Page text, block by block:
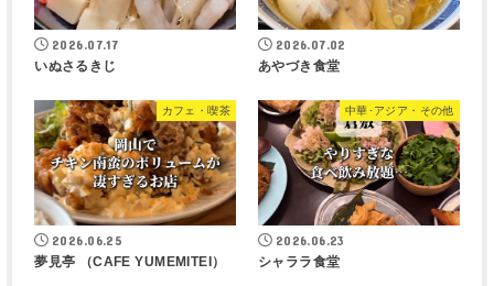
2026.07.17
いぬさるきじ
2026.07.02
あやづき食堂
カフェ・喫茶
2026.06.25
夢見亭 （CAFE YUMEMITEI）
中華･アジア・その他
2026.06.23
シャララ食堂